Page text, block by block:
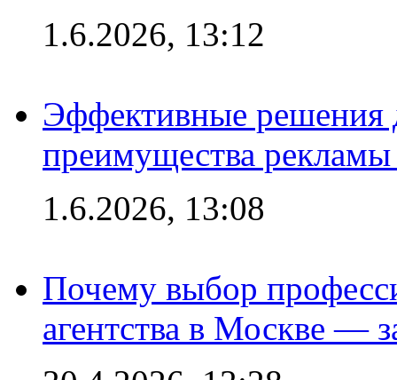
1.6.2026, 13:12
Эффективные решения
преимущества рекламы
1.6.2026, 13:08
Почему выбор
агентства в Москве —